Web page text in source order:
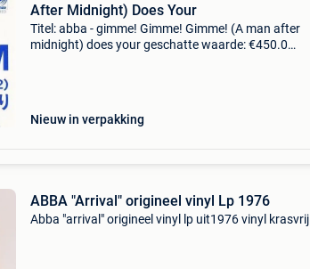
After Midnight) Does Your
Titel: abba - gimme! Gimme! Gimme! (A man after
midnight) does your geschatte waarde: €450.0
Nieuw in verpakking
ABBA "Arrival" origineel vinyl Lp 1976
Abba "arrival" origineel vinyl lp uit1976 vinyl krasvrij